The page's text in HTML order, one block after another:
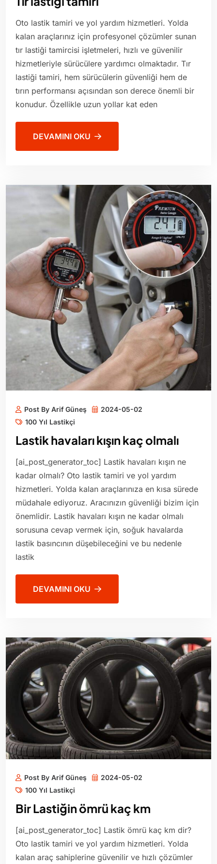
Oto lastik tamiri ve yol yardım hizmetleri. Yolda
kalan araçlarınız için profesyonel çözümler sunan
tır lastiği tamircisi işletmeleri, hızlı ve güvenilir
hizmetleriyle sürücülere yardımcı olmaktadır. Tır
lastiği tamiri, hem sürücülerin güvenliği hem de
tırın performansı açısından son derece önemli bir
konudur. Özellikle uzun yollar kat eden
DEVAMINI OKU
Post By Arif Güneş
2024-05-02
100 Yıl Lastikçi
Lastik havaları kışın kaç olmalı
[ai_post_generator_toc] Lastik havaları kışın ne
kadar olmalı? Oto lastik tamiri ve yol yardım
hizmetleri. Yolda kalan araçlarınıza en kısa sürede
müdahale ediyoruz. Aracınızın güvenliği bizim için
önemlidir. Lastik havaları kışın ne kadar olmalı
sorusuna cevap vermek için, soğuk havalarda
lastik basıncının düşebileceğini ve bu nedenle
lastik
DEVAMINI OKU
Post By Arif Güneş
2024-05-02
100 Yıl Lastikçi
Bir Lastiğin ömrü kaç km
[ai_post_generator_toc] Lastik ömrü kaç km dir?
Oto lastik tamiri ve yol yardım hizmetleri. Yolda
kalan araç sahiplerine güvenilir ve hızlı çözümler